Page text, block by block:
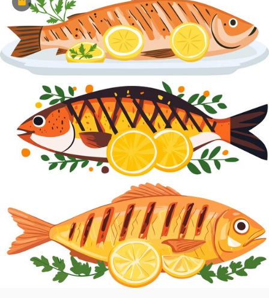
Premium